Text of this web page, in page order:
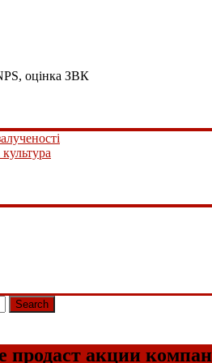
оцінка ЗВК
Search
продаст акции